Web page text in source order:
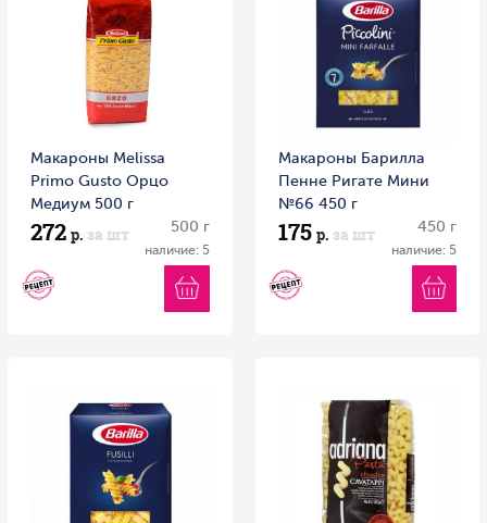
Макароны Melissa
Primo Gusto Орцо
Медиум 500 г
272 р. за шт 500 г
наличие: 5
Макароны Барилла
Пенне Ригате Мини
№66 450 г
175 р. за шт 450 г
наличие: 5